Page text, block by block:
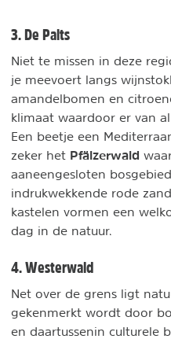
3. De Palts
Niet te missen in deze
je meevoert langs
amandelbomen en
klimaat waardoor er van
Een beetje een
zeker het Pfälzerwald
aaneengesloten
indrukwekkende rode
kastelen vormen een
dag in de natuur.
4. Westerwald
Net over de grens ligt
gekenmerkt wordt door
en daartussenin culturele